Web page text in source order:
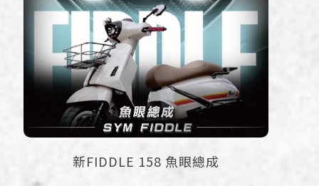
新FIDDLE 158 魚眼總成